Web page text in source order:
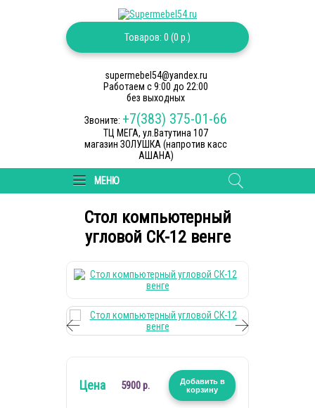
Товаров: 0 (0 р.)
supermebel54@yandex.ru
Работаем c 9:00 до 22:00
без выходных
Звоните: +7(383) 375-01-66
ТЦ МЕГА, ул.Ватутина 107
магазин ЗОЛУШКА (напротив касс
АШАНА)
МЕНЮ
Cтол компьютерный
угловой СК-12 венге
Цена 5900 р.
Добавить в
корзину